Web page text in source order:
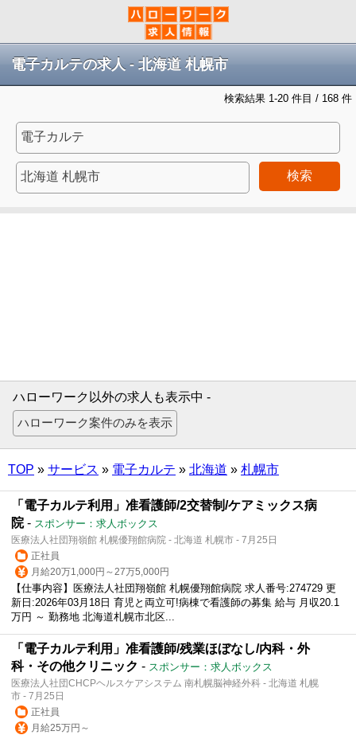
電子カルテの求人 - 北海道 札幌市
検索結果 1-20 件目 / 168 件
検索
ハローワーク以外の求人も表示中 -
TOP » サービス » 電子カルテ » 北海道 » 札幌市
「電子カルテ利用」准看護師/2交替制/ケアミックス病
院- スポンサー：求人ボックス
医療法人社団翔嶺館 札幌優翔館病院 - 北海道 札幌市 - 7月25日
正社員
月給20万1,000円～27万5,000円
【仕事内容】医療法人社団翔嶺館 札幌優翔館病院 求人番号:274729 更
新日:2026年03月18日 育児と両立可!病棟で看護師の募集 給与 月収20.1
万円 ～ 勤務地 北海道札幌市北区...
「電子カルテ利用」准看護師/残業ほぼなし/内科・外
科・その他クリニック - スポンサー：求人ボックス
医療法人社団CHCPヘルスケアシステム 南札幌脳神経外科 - 北海道 札幌
市 - 7月25日
正社員
月給25万円～